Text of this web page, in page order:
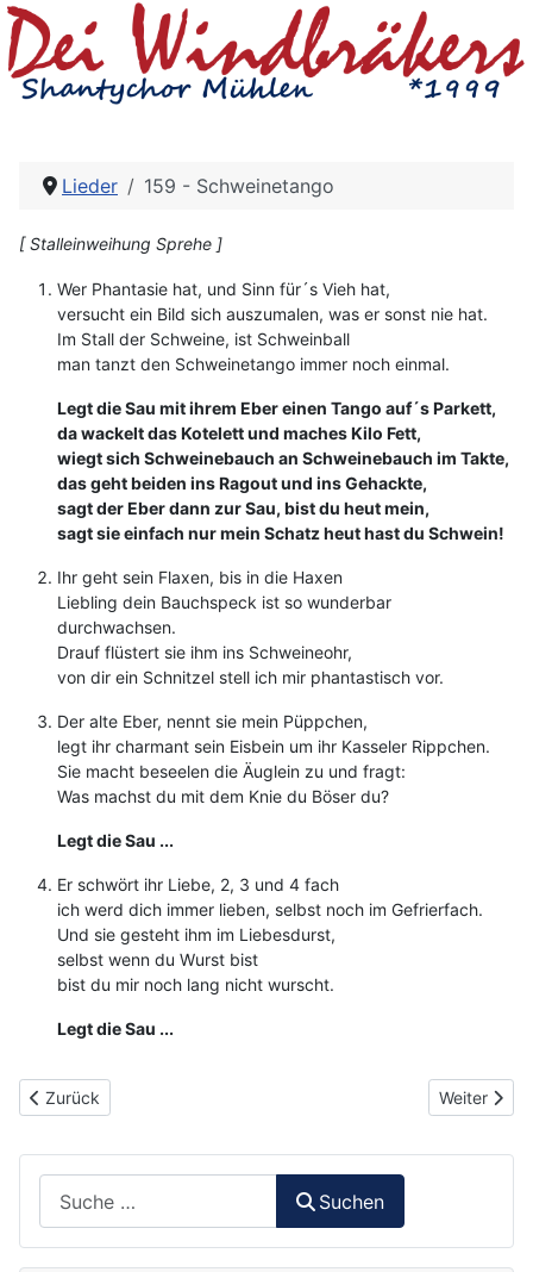
Lieder 159 - Schweinetango
[ Stalleinweihung Sprehe ]
Wer Phantasie hat, und Sinn für´s Vieh hat,
versucht ein Bild sich auszumalen, was er sonst nie hat.
Im Stall der Schweine, ist Schweinball
man tanzt den Schweinetango immer noch einmal.
Legt die Sau mit ihrem Eber einen Tango auf´s Parkett,
da wackelt das Kotelett und maches Kilo Fett,
wiegt sich Schweinebauch an Schweinebauch im Takte,
das geht beiden ins Ragout und ins Gehackte,
sagt der Eber dann zur Sau, bist du heut mein,
sagt sie einfach nur mein Schatz heut hast du Schwein!
Ihr geht sein Flaxen, bis in die Haxen
Liebling dein Bauchspeck ist so wunderbar
durchwachsen.
Drauf flüstert sie ihm ins Schweineohr,
von dir ein Schnitzel stell ich mir phantastisch vor.
Der alte Eber, nennt sie mein Püppchen,
legt ihr charmant sein Eisbein um ihr Kasseler Rippchen.
Sie macht beseelen die Äuglein zu und fragt:
Was machst du mit dem Knie du Böser du?
Legt die Sau ...
Er schwört ihr Liebe, 2, 3 und 4 fach
ich werd dich immer lieben, selbst noch im Gefrierfach.
Und sie gesteht ihm im Liebesdurst,
selbst wenn du Wurst bist
bist du mir noch lang nicht wurscht.
Legt die Sau ...
Vorheriger Beitrag: 158 - Der Mai ist gekommen
Zurück Nächster
Weiter
Suchen